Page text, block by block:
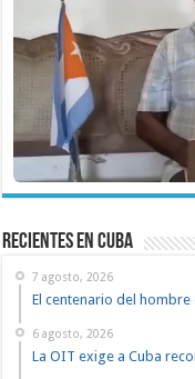
recientes en cuba
7 agosto, 2026
El centenario del
6 agosto, 2026
La OIT exige a Cuba